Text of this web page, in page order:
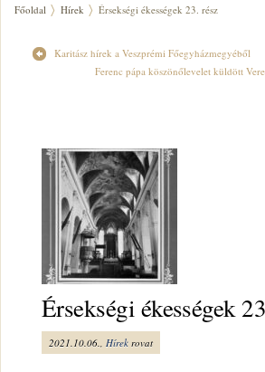
Főoldal Hírek Érsekségi ékességek 23. rész
Karitász hírek a Veszprémi Főegyházmegyéből
Ferenc pápa köszönőlevelet küldött
Érsekségi ékességek
2021.10.06., Hírek rovat